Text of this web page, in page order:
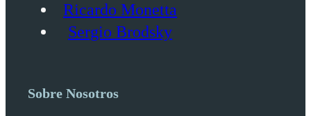
Ricardo Monetta
Sergio Brodsky
Sobre Nosotros